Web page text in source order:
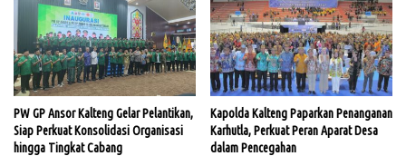
PW GP Ansor Kalteng Gelar Pelantikan,
Siap Perkuat Konsolidasi Organisasi
hingga Tingkat Cabang
Kapolda Kalteng Paparkan Penanganan
Karhutla, Perkuat Peran Aparat Desa
dalam Pencegahan